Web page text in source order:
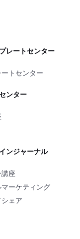
レートセンター
トセンター
ンター
ンジャーナル
座
ーケティング
シェア